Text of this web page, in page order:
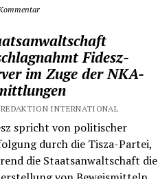
Fidesz-
im Zuge der NKA-
INTERNATIONAL
spricht von politischer
durch die Tisza-Partei,
die Staatsanwaltschaft die